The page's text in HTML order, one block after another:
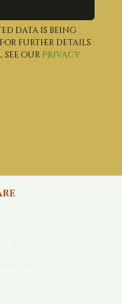
data is being
further details
see our Privacy